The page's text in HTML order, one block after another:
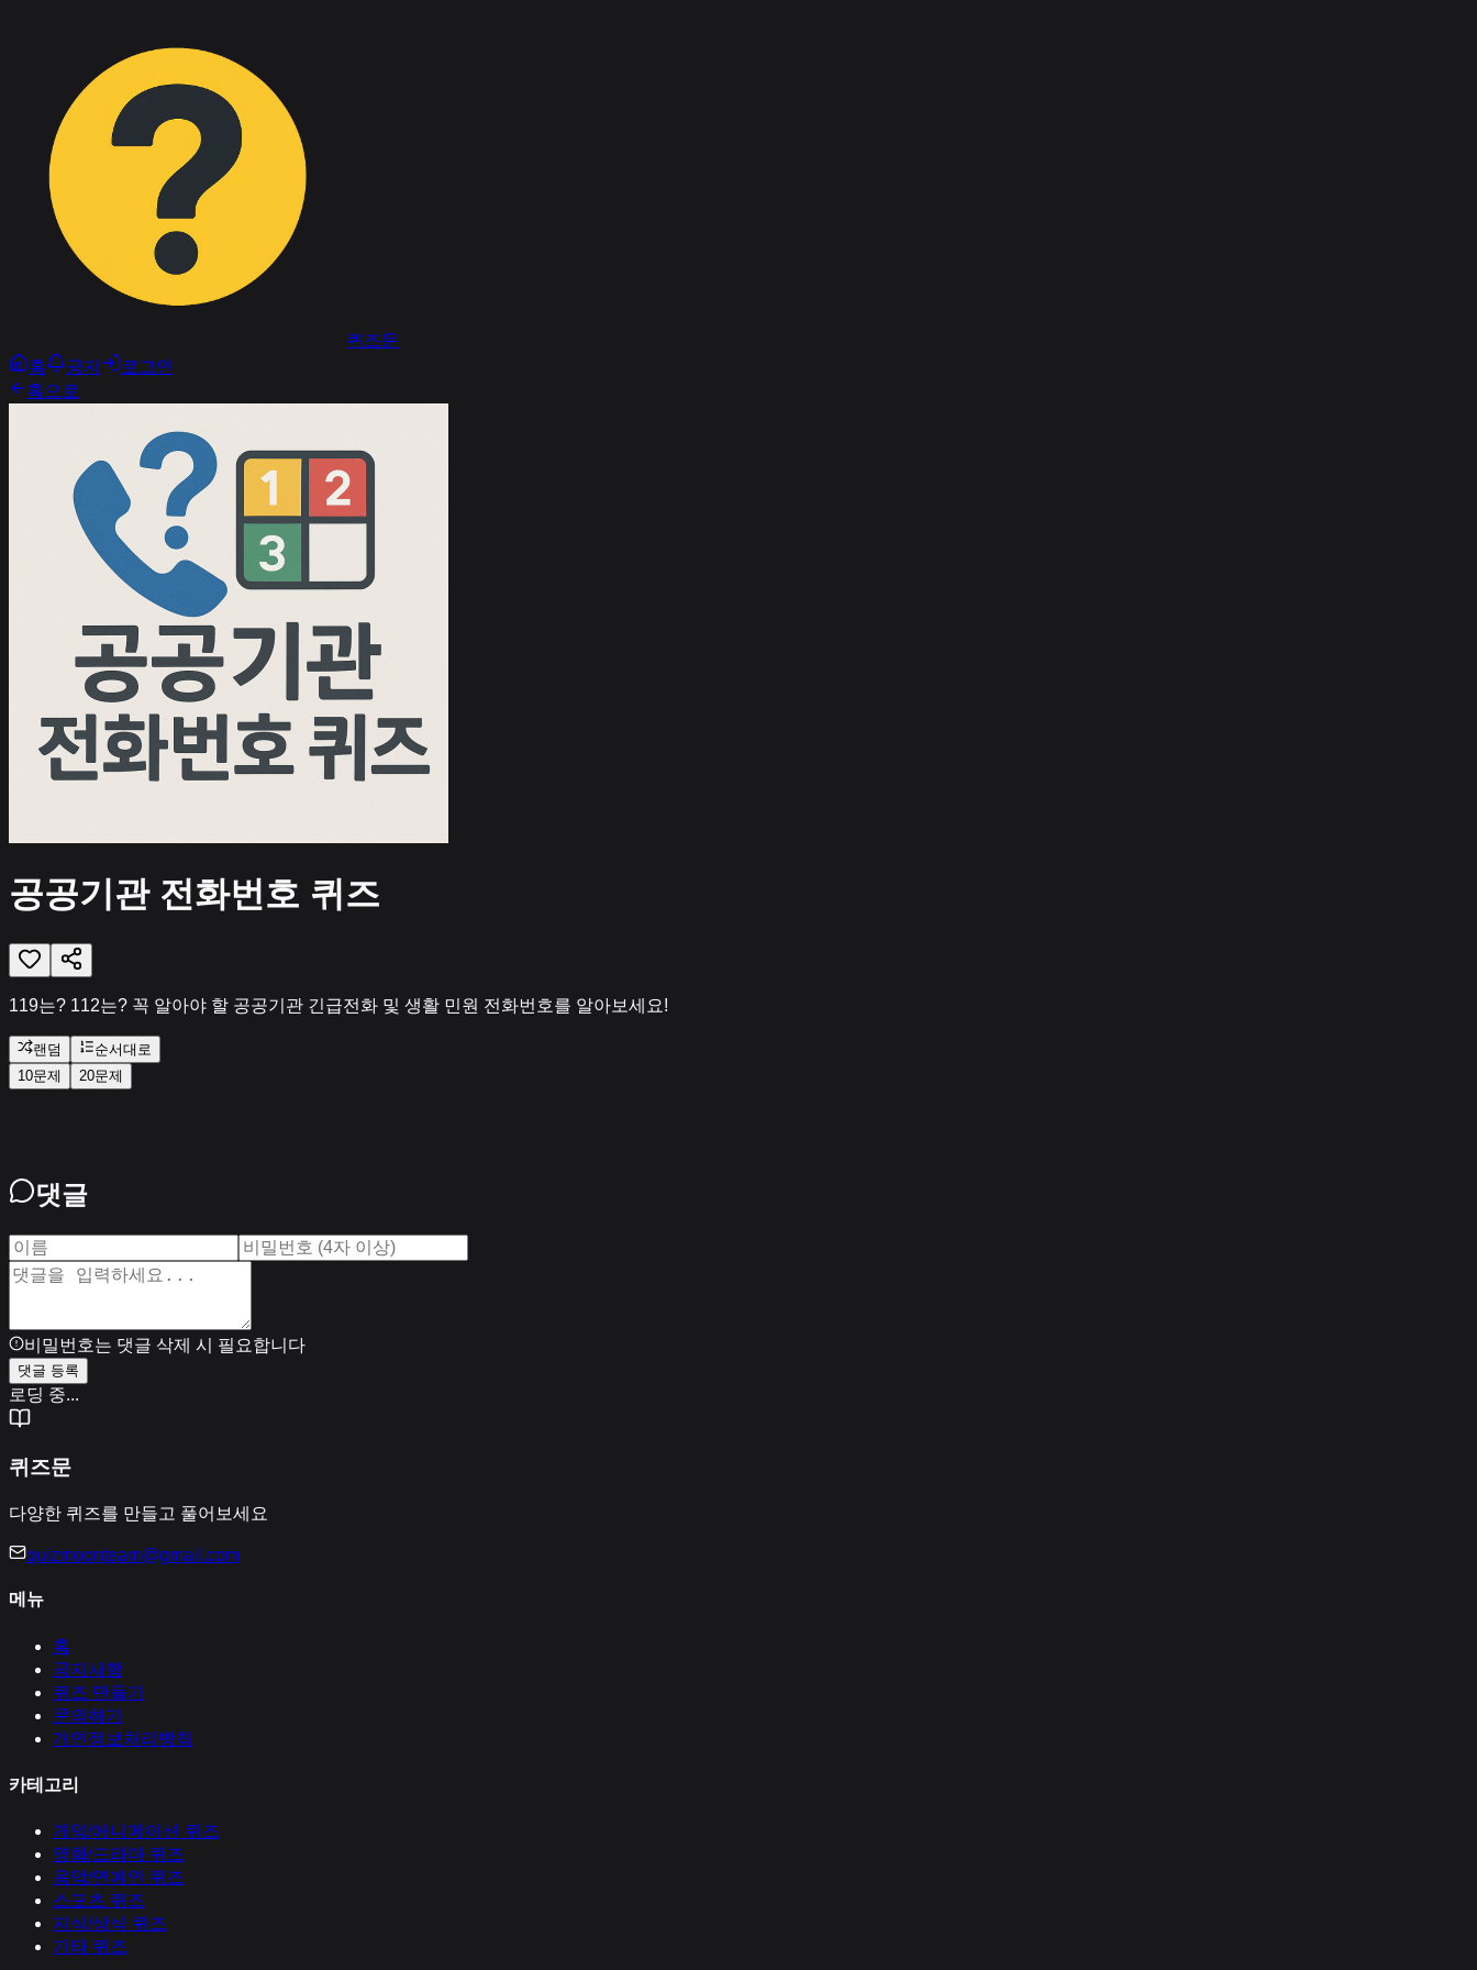
퀴즈문
홈
공지
로그인
홈으로
공공기관 전화번호 퀴즈
119는? 112는? 꼭 알아야 할 공공기관 긴급전화 및 생활 민원 전화번호를 알아보세요!
랜덤
순서대로
10문제
20문제
댓글
비밀번호는 댓글 삭제 시 필요합니다
댓글 등록
로딩 중...
퀴즈문
다양한 퀴즈를 만들고 풀어보세요
quizmoonteam@gmail.com
메뉴
홈
공지사항
퀴즈 만들기
문의하기
개인정보처리방침
카테고리
게임/애니메이션 퀴즈
영화/드라마 퀴즈
음악/연예인 퀴즈
스포츠 퀴즈
지식/상식 퀴즈
기타 퀴즈